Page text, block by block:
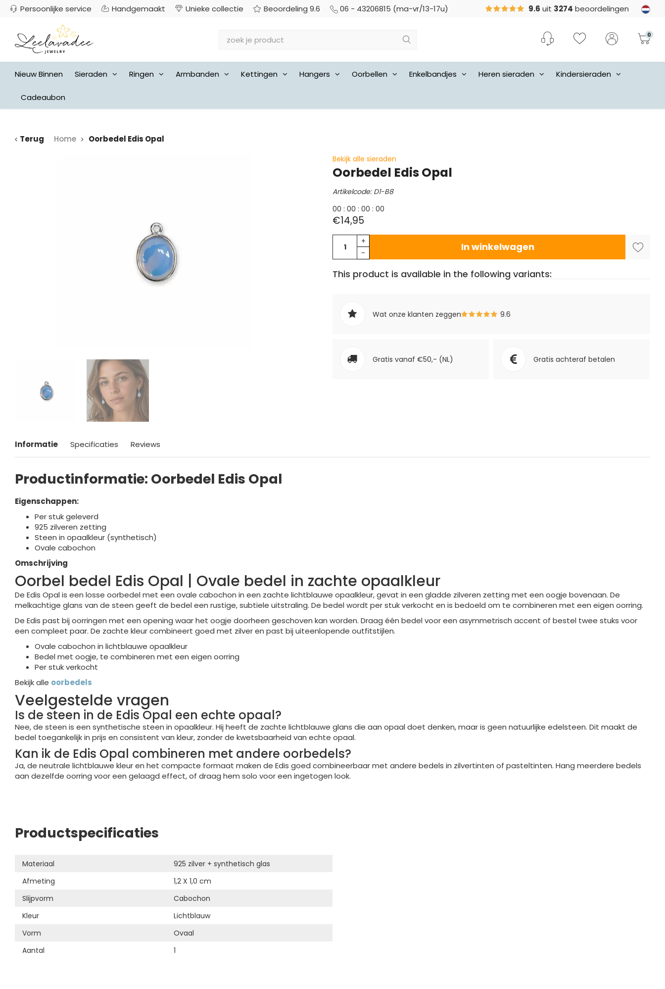
Persoonlijke service Handgemaakt Unieke collectie Beoordeling 9.6 06 - 43206815 (ma-vr/13-17u) 9.6 uit 3274 beoordelingen
0
Nieuw Binnen Sieraden Ringen Armbanden Kettingen Hangers Oorbellen Enkelbandjes Heren sieraden Kindersieraden
Cadeaubon
Terug Home Oorbedel Edis Opal
Bekijk alle sieraden
Oorbedel Edis Opal
Artikelcode: D1-B8
00 : 00 : 00 : 00
€14,95
+
-
In winkelwagen
This product is available in the following variants:
Wat onze klanten zeggen 9.6
Gratis vanaf €50,- (NL) Gratis achteraf betalen
Informatie Specificaties Reviews
Productinformatie: Oorbedel Edis Opal
Eigenschappen:
Per stuk geleverd
925 zilveren zetting
Steen in opaalkleur (synthetisch)
Ovale cabochon
Omschrijving
Oorbel bedel Edis Opal | Ovale bedel in zachte opaalkleur
De Edis Opal is een losse oorbedel met een ovale cabochon in een zachte lichtblauwe opaalkleur, gevat in een gladde zilveren zetting met een oogje bovenaan. De
melkachtige glans van de steen geeft de bedel een rustige, subtiele uitstraling. De bedel wordt per stuk verkocht en is bedoeld om te combineren met een eigen oorring.
De Edis past bij oorringen met een opening waar het oogje doorheen geschoven kan worden. Draag één bedel voor een asymmetrisch accent of bestel twee stuks voor
een compleet paar. De zachte kleur combineert goed met zilver en past bij uiteenlopende outfitstijlen.
Ovale cabochon in lichtblauwe opaalkleur
Bedel met oogje, te combineren met een eigen oorring
Per stuk verkocht
Bekijk alle oorbedels
Veelgestelde vragen
Is de steen in de Edis Opal een echte opaal?
Nee, de steen is een synthetische steen in opaalkleur. Hij heeft de zachte lichtblauwe glans die aan opaal doet denken, maar is geen natuurlijke edelsteen. Dit maakt de
bedel toegankelijk in prijs en consistent van kleur, zonder de kwetsbaarheid van echte opaal.
Kan ik de Edis Opal combineren met andere oorbedels?
Ja, de neutrale lichtblauwe kleur en het compacte formaat maken de Edis goed combineerbaar met andere bedels in zilvertinten of pasteltinten. Hang meerdere bedels
aan dezelfde oorring voor een gelaagd effect, of draag hem solo voor een ingetogen look.
Productspecificaties
Materiaal
925 zilver + synthetisch glas
Afmeting
1,2 X 1,0 cm
Slijpvorm
Cabochon
Kleur
Lichtblauw
Vorm
Ovaal
Aantal
1